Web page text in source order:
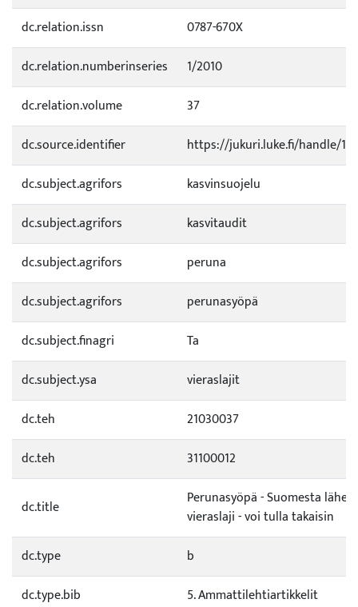
dc.relation.issn
0787-670X
dc.relation.numberinseries
1/2010
dc.relation.volume
37
dc.source.identifier
https://jukuri.luke.fi/handle/
dc.subject.agrifors
kasvinsuojelu
dc.subject.agrifors
kasvitaudit
dc.subject.agrifors
peruna
dc.subject.agrifors
perunasyöpä
dc.subject.finagri
Ta
dc.subject.ysa
vieraslajit
dc.teh
21030037
dc.teh
31100012
dc.title
Perunasyöpä - Suomesta
vieraslaji - voi tulla takaisin
dc.type
b
dc.type.bib
5. Ammattilehtiartikkelit